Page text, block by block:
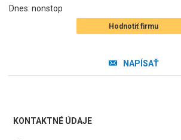
Dnes: nonstop
Hodnotiť firmu
NAPÍSAŤ
KONTAKTNÉ ÚDAJE